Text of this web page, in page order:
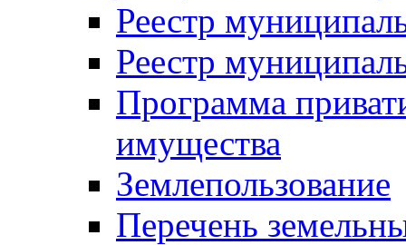
Реестр
Реестр
Программа
имущества
Землепользование
Перечень